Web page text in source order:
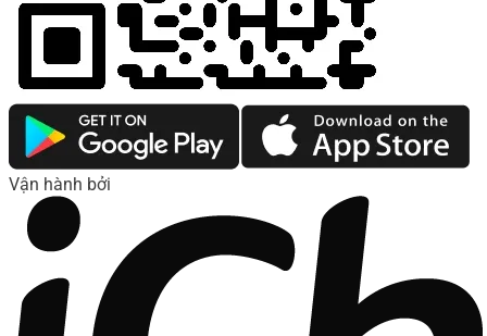
Vận hành bởi